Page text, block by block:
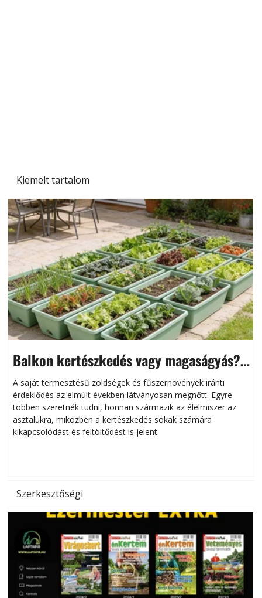
Kiemelt tartalom
Balkon kertészkedés vagy magaságyás?
Helytakarékos kertészkedés
A saját termesztésű zöldségek és fűszernövények iránti
érdeklődés az elmúlt években látványosan megnőtt. Egyre
többen szeretnék tudni, honnan származik az élelmiszer az
asztalukra, miközben a kertészkedés sokak számára
kikapcsolódást és feltöltődést is jelent.
Szerkesztőségi